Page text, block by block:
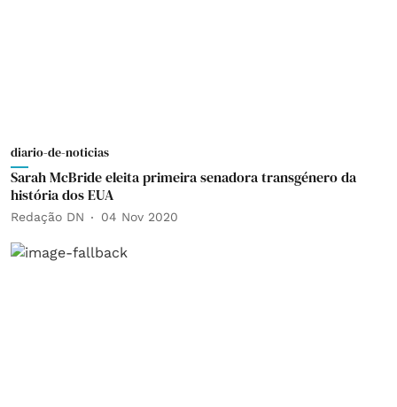
diario-de-noticias
Sarah McBride eleita primeira senadora transgénero da
história dos EUA
Redação DN 04 Nov 2020